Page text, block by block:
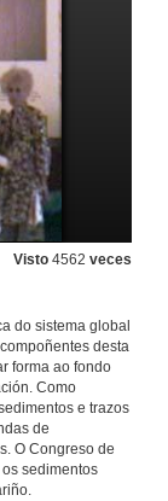
Visto 4562 veces
do sistema global
desta
forma ao fondo
Como
e trazos
de
O Congreso de
sedimentos